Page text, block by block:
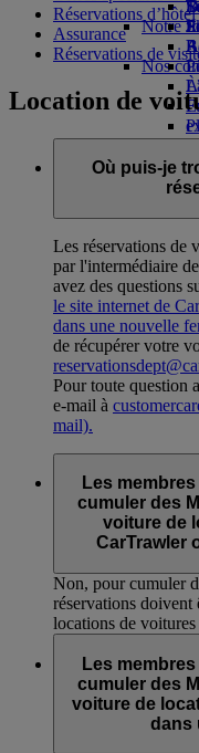
Notre
Nos
À
Réservations d’hôtel
Assurance
Réservations de
Location de
Où puis-je
Les réservations de
par l'intermédiaire
avez des questions
le site internet de
dans une nouvelle
de récupérer votre
Pour toute question
e-mail à
mail).
Les
cumuler des
voiture de
CarTrawler
Non, pour cumuler
réservations doivent
locations de
Les
cumuler des
voiture de
dans